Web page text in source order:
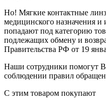
Но! Мягкие контактные
медицинского назначения и
попадают под категорию
подлежащих обмену и
Правительства РФ от 19
Наши сотрудники помогут
соблюдении правил
С этим товаром покупают